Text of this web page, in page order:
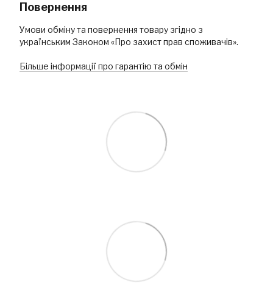
Повернення
Умови обміну та повернення товару згідно з
українським Законом «Про захист прав споживачів».
Більше інформації про гарантію та обмін